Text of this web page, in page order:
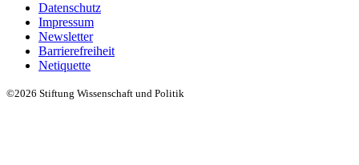
Datenschutz
Impressum
Newsletter
Barrierefreiheit
Netiquette
©2026 Stiftung Wissenschaft und Politik